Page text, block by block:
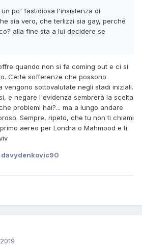
po' fastidiosa l'insistenza di
sia vero, che terlizzi sia gay, perché
alla fine sta a lui decidere se
quando non si fa coming out e ci si
Certe sofferenze che possono
vengono sottovalutate negli stadi iniziali.
e negare l'evidenza sembrerà la scelta
problemi hai?... ma a lungo andare
Sempre, ripeto, che tu non ti chiami
aereo per Londra o Mahmood e ti
davydenkovic90